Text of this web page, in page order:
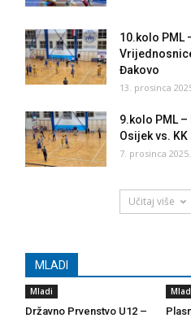
10.kolo PML
Đakovo
13. prosinca
9.kolo PML
Osijek vs.
7. prosinca 2025.
Učitaj više
MLADI
Mladi
Državno Prvenstvo U12 –